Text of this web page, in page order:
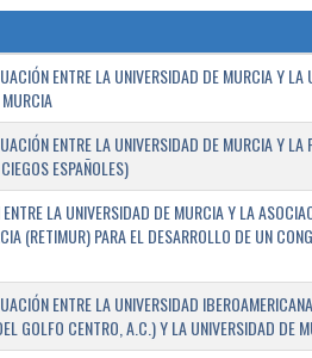
ENTRE LA UNIVERSIDAD DE MURCIA Y LA
ENTRE LA UNIVERSIDAD DE MURCIA Y LA
ESPAÑOLES)
LA UNIVERSIDAD DE MURCIA Y LA
(RETIMUR) PARA EL DESARROLLO DE UN
ENTRE LA UNIVERSIDAD
GOLFO CENTRO, A.C.) Y LA UNIVERSIDAD DE